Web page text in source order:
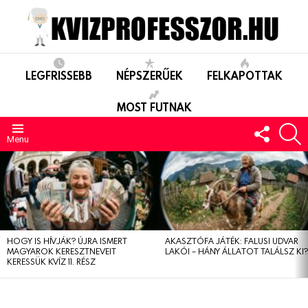
LEGFRISSEBB NÉPSZERŰEK FELKAPOTTAK
MOST FUTNAK
Menu
US
LEGUTÓBBIAK
HOGY IS HÍVJÁK? ÚJRA ISMERT
MAGYAROK KERESZTNEVEIT
KERESSÜK KVÍZ 11. RÉSZ
AKASZTÓFA JÁTÉK: FALUSI UDVAR
LAKÓI – HÁNY ÁLLATOT TALÁLSZ KI?